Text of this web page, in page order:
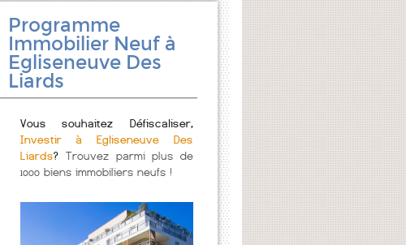
Programme
Immobilier Neuf à
Egliseneuve Des
Liards
Vous souhaitez Défiscaliser,
Investir à Egliseneuve Des
Liards?Trouvez parmi plus de
1000 biens immobiliers neufs !